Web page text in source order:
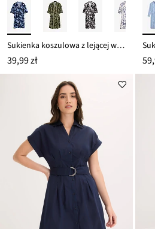
Sukienka koszulowa z lejącej wiskozy
39,99 zł